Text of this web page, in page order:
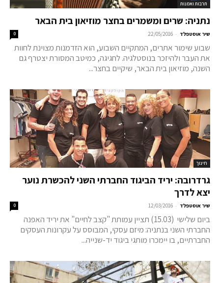
תרבות ואמנות
נתניה: שרים ומשמרים בחצר מוזיאון בית הבאר
שיר אוסטפלד -
22/05/2016
0
שבוע שימור אתרים, המתקיים השבוע, הוא הזדמנות מצוינת לחוות
את העבר ולהיזכר בנוסטלגיה. לחגיגה, כמיטב המסורת יצטרף גם
השנה, מוזיאון בית הבאר, שיקיים בחצר...
חינוך
גרדרובה: יריד הביגוד החברתי השני להכשרת נוער
יצא לדרך
שיר אוסטפלד -
12/03/2016
0
ביום שלישי (15.03) תציין עמותת "קצב לחיים" את יריד האפנה
החברתי השני בנתניה: מיזם עסקי, המבוסס על עקרונות העסקים
החברתיים, בו יימכרו מותגי ביגוד יד-שנייה...